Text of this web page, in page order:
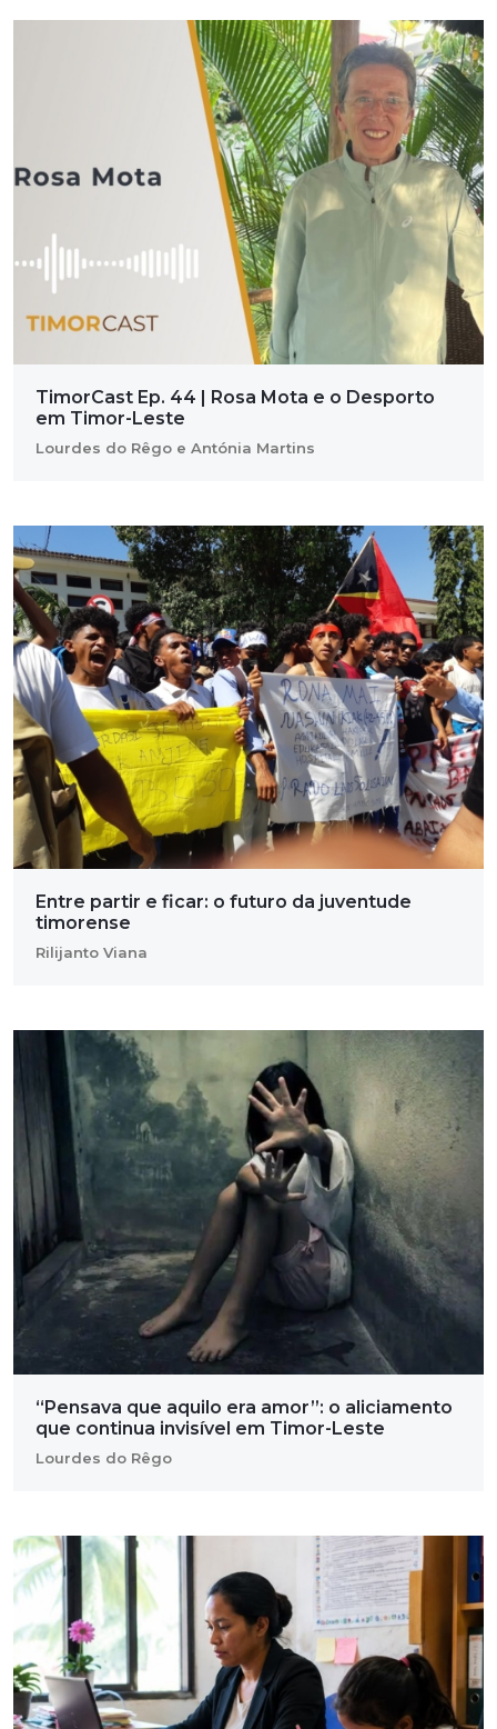
TimorCast Ep. 44 | Rosa Mota e o Desporto
em Timor-Leste
Lourdes do Rêgo e Antónia Martins
Entre partir e ficar: o futuro da juventude
timorense
Rilijanto Viana
“Pensava que aquilo era amor”: o aliciamento
que continua invisível em Timor-Leste
Lourdes do Rêgo